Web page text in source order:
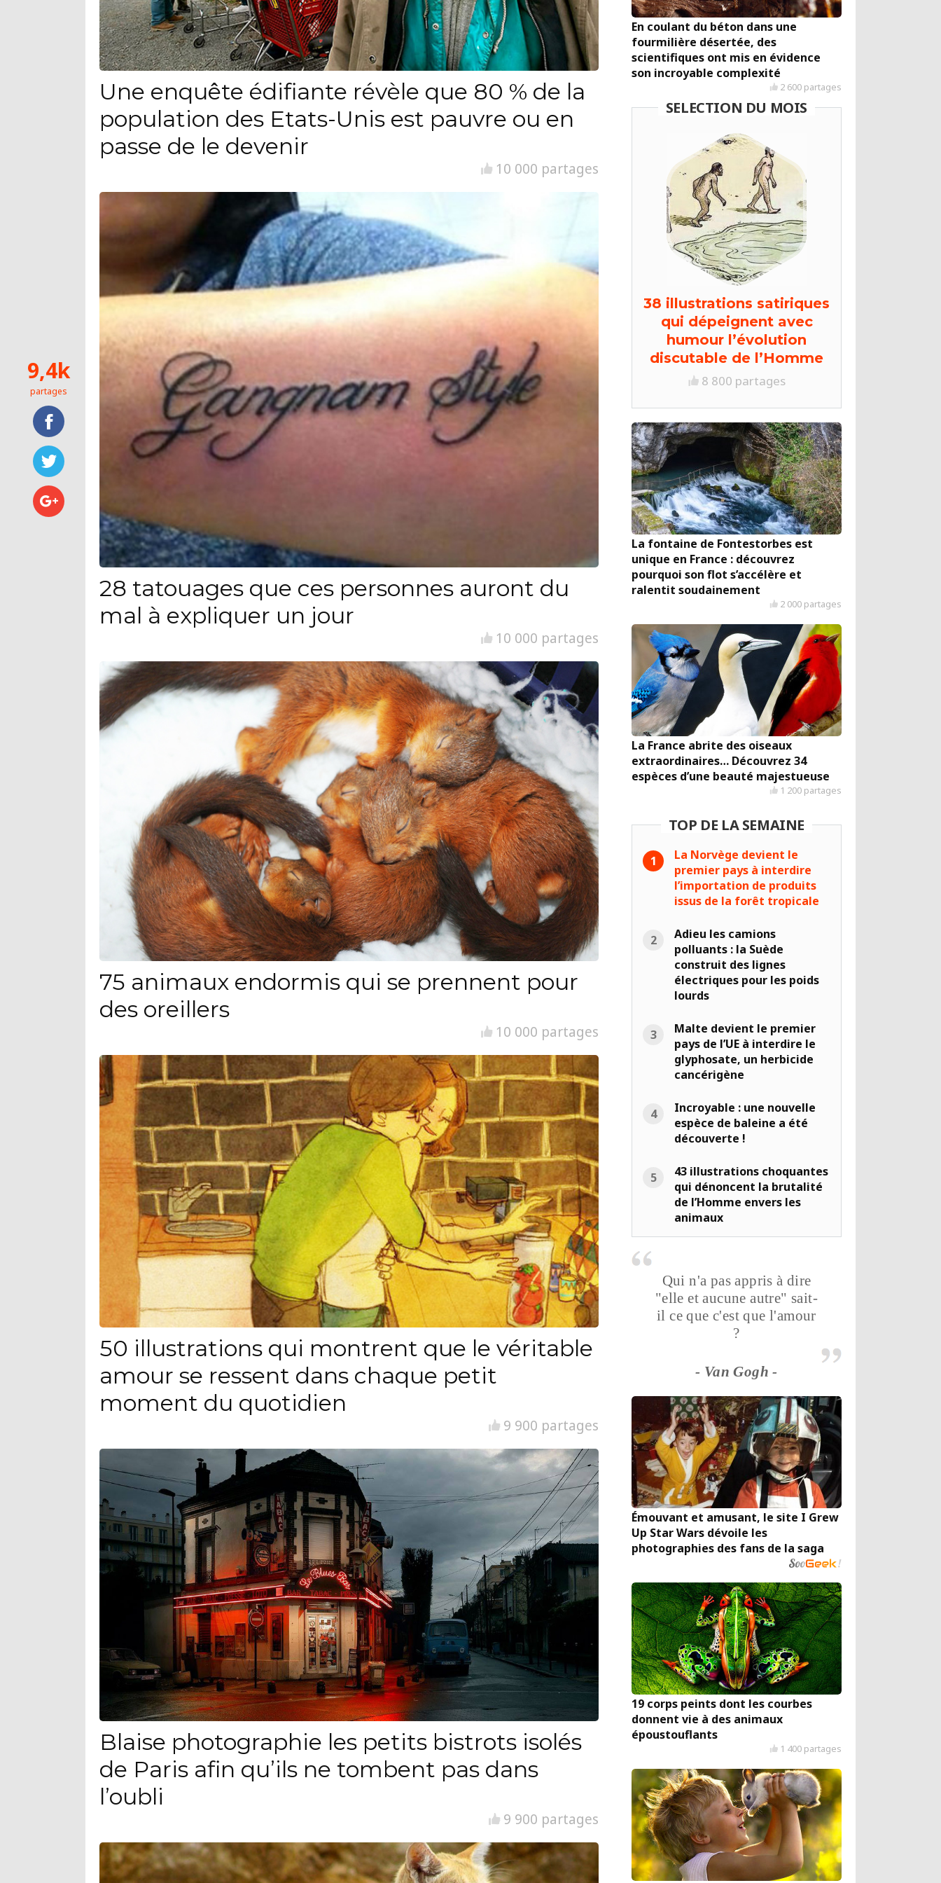
Une enquête édifiante révèle que 80 % de la
population des Etats-Unis est pauvre ou en
passe de le devenir
10 000 partages
28 tatouages que ces personnes auront du
mal à expliquer un jour
10 000 partages
75 animaux endormis qui se prennent pour
des oreillers
10 000 partages
50 illustrations qui montrent que le véritable
amour se ressent dans chaque petit
moment du quotidien
9 900 partages
Blaise photographie les petits bistrots isolés
de Paris afin qu’ils ne tombent pas dans
l’oubli
9 900 partages
En coulant du béton dans une
fourmilière désertée, des
scientifiques ont mis en évidence
son incroyable complexité
2 600 partages
SELECTION DU MOIS
38 illustrations satiriques
qui dépeignent avec
humour l’évolution
discutable de l’Homme
8 800 partages
La fontaine de Fontestorbes est
unique en France : découvrez
pourquoi son flot s’accélère et
ralentit soudainement
2 000 partages
La France abrite des oiseaux
extraordinaires… Découvrez 34
espèces d’une beauté majestueuse
1 200 partages
TOP DE LA SEMAINE
La Norvège devient le
premier pays à interdire
l’importation de produits
issus de la forêt tropicale
Adieu les camions
polluants : la Suède
construit des lignes
électriques pour les poids
lourds
Malte devient le premier
pays de l’UE à interdire le
glyphosate, un herbicide
cancérigène
Incroyable : une nouvelle
espèce de baleine a été
découverte !
43 illustrations choquantes
qui dénoncent la brutalité
de l’Homme envers les
animaux
Qui n'a pas appris à dire
"elle et aucune autre" sait-
il ce que c'est que l'amour
?
- Van Gogh -
Émouvant et amusant, le site I Grew
Up Star Wars dévoile les
photographies des fans de la saga
19 corps peints dont les courbes
donnent vie à des animaux
époustouflants
1 400 partages
9,4k
partages